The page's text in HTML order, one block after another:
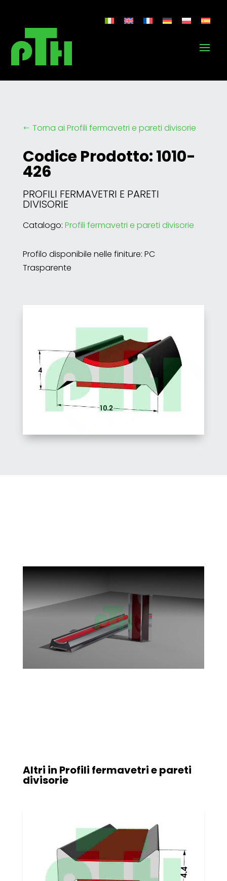
# Torna ai Profili fermavetri e pareti divisorie
Codice Prodotto: 1010-
426
PROFILI FERMAVETRI E PARETI
DIVISORIE
Catalogo: Profili fermavetri e pareti divisorie
Profilo disponibile nelle finiture: PC
Trasparente
Altri in Profili fermavetri e pareti
divisorie